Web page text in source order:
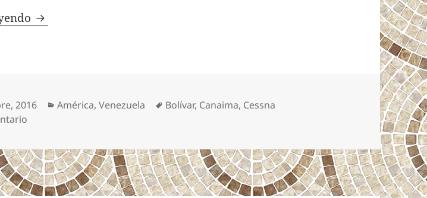
JUAN CRUZ Y SU CESSNA 630
2016 Categorías
América,Venezuela Etiquetas
Bolívar, Canaima, Cessna